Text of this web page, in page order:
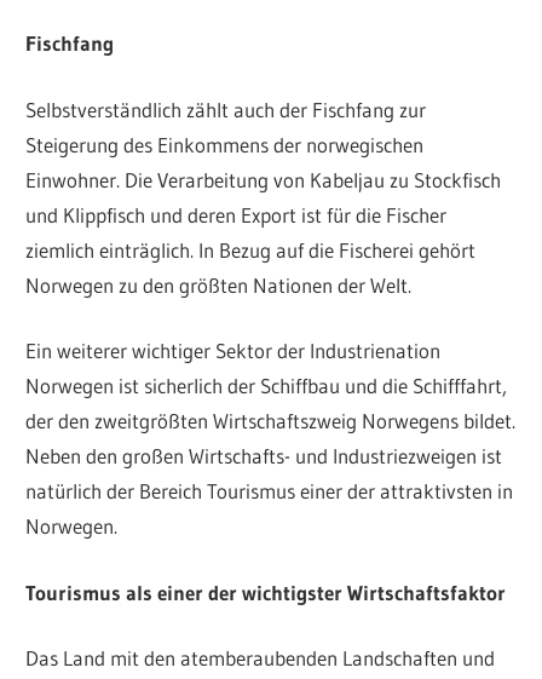
Fischfang
Selbstverständlich zählt auch der Fischfang zur
Steigerung des Einkommens der norwegischen
Einwohner. Die Verarbeitung von Kabeljau zu Stockfisch
und Klippfisch und deren Export ist für die Fischer
ziemlich einträglich. In Bezug auf die Fischerei gehört
Norwegen zu den größten Nationen der Welt.
Ein weiterer wichtiger Sektor der Industrienation
Norwegen ist sicherlich der Schiffbau und die Schifffahrt,
der den zweitgrößten Wirtschaftszweig Norwegens bildet.
Neben den großen Wirtschafts- und Industriezweigen ist
natürlich der Bereich Tourismus einer der attraktivsten in
Norwegen.
Tourismus als einer der wichtigster Wirtschaftsfaktor
Das Land mit den atemberaubenden Landschaften und